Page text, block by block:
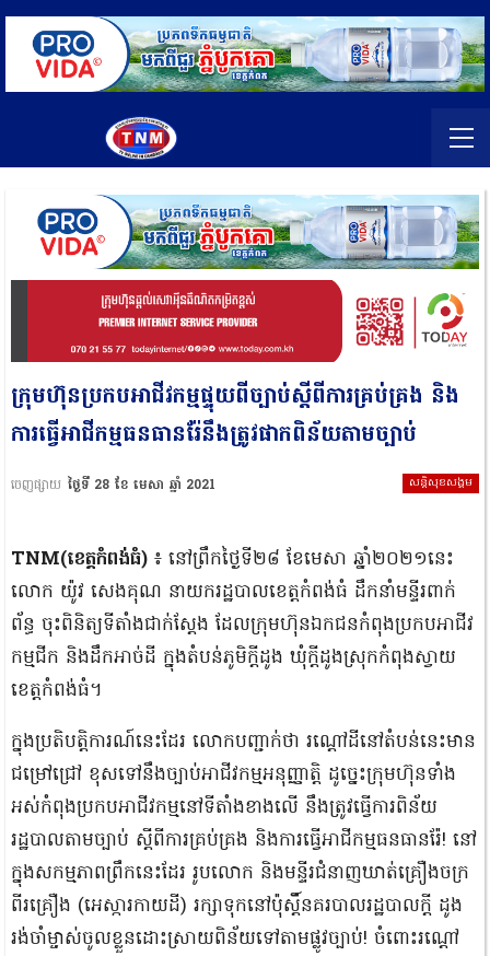
ក្រុមហ៊ុនប្រកបអាជីវកម្មផ្ទុយពីច្បាប់ស្តីពីការគ្រប់គ្រង និង
ការធ្វើអាជីកម្មធនធានរ៉ែនឹងត្រូវផាកពិន័យតាមច្បាប់
សន្តិសុខសង្គម
ចេញផ្សាយ ថ្ងៃទី 28 ខែ មេសា ឆ្នាំ 2021
TNM(ខេត្តកំពង់ធំ) ៖ នៅព្រឹកថ្ងៃទី២៨ ខែមេសា ឆ្នាំ២០២១នេះ
លោក យ៉ូវ សេងគុណ នាយករដ្ឋបាលខេត្តកំពង់ធំ ដឹកនាំមន្ទីរពាក់
ព័ន្ធ ចុះពិនិត្យទីតាំងជាក់ស្តែង ដែលក្រុមហ៊ុនឯកជនកំពុងប្រកបអាជីវ
កម្មជីក និងដឹកអាច់ដី ក្នុងតំបន់ភូមិក្តីដូង ឃុំក្តីដូងស្រុកកំពុងស្វាយ
ខេត្តកំពង់ធំ។
ក្នុងប្រតិបត្តិការណ៍នេះដែរ លោកបញ្ជាក់ថា រណ្តៅដីនៅតំបន់នេះមាន
ជម្រៅជ្រៅ ខុសទៅនឹងច្បាប់អាជីវកម្មអនុញ្ញាត្តិ ដូច្នេះក្រុមហ៊ុនទាំង
អស់កំពុងប្រកបអាជីវកម្មនៅទីតាំងខាងលើ នឹងត្រូវធ្វើការពិន័យ
រដ្ឋបាលតាមច្បាប់ ស្តីពីការគ្រប់គ្រង និងការធ្វើអាជីកម្មធនធានរ៉ែ! នៅ
ក្នុងសកម្មភាពព្រឹកនេះដែរ រូបលោក និងមន្ទីរជំនាញឃាត់គ្រឿងចក្រ
ពីរគ្រឿង (អេស្ការកាយដី) រក្សាទុកនៅប៉ុស្តិ៍នគរបាលរដ្ឋបាលក្តី ដូង
រង់ចាំម្ចាស់ចូលខ្លួនដោះស្រាយពិន័យទៅតាមផ្លូវច្បាប់! ចំពោះរណ្តៅ